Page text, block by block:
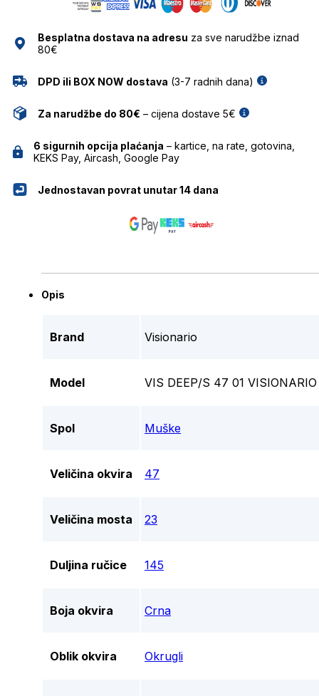
Besplatna dostava na adresu za sve narudžbe iznad
80€
DPD ili BOX NOW dostava (3-7 radnih dana)
Za narudžbe do 80€ – cijena dostave 5€
6 sigurnih opcija plaćanja – kartice, na rate, gotovina,
KEKS Pay, Aircash, Google Pay
Jednostavan povrat unutar 14 dana
Opis
Brand Visionario
Model VIS DEEP/S 47 01
Spol Muške
Veličina okvira 47
Veličina mosta 23
Duljina ručice 145
Boja okvira Crna
Oblik okvira Okrugli